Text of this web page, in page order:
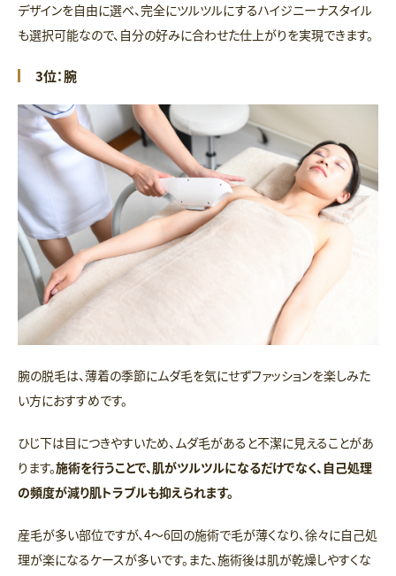
デザインを自由に選べ、完全にツルツルにするハイジニーナスタイル
も選択可能なので、自分の好みに合わせた仕上がりを実現できます。
3位：腕
腕の脱毛は、薄着の季節にムダ毛を気にせずファッションを楽しみた
い方におすすめです。
ひじ下は目につきやすいため、ムダ毛があると不潔に見えることがあ
ります。施術を行うことで、肌がツルツルになるだけでなく、自己処理
の頻度が減り肌トラブルも抑えられます。
産毛が多い部位ですが、4〜6回の施術で毛が薄くなり、徐々に自己処
理が楽になるケースが多いです。また、施術後は肌が乾燥しやすくな